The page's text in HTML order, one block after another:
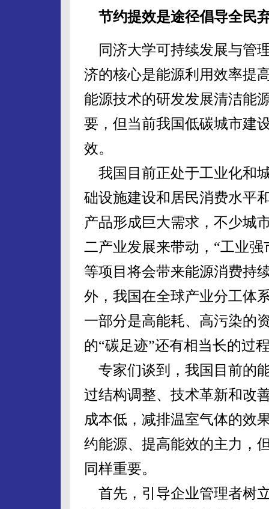
节约提效是途径倡导全民
同济大学可持续发展与管
济的核心是能源利用效率提
能源技术的研发发展清洁能
要，但当前我国低碳城市建
效。
我国目前正处于工业化和
础设施建设和居民消费水平
产品形成巨大需求，不少城
二产业发展来带动，“工业
等项目将会带来能源消费持
外，我国在全球产业分工体
一部分是高能耗、高污染的
的“碳足迹”还有相当长的过
专家们谈到，我国目前的
过结构调整、技术革新和改
成本低，减排温室气体的效
约能源、提高能效的主力，
同样重要。
首先，引导企业管理者树